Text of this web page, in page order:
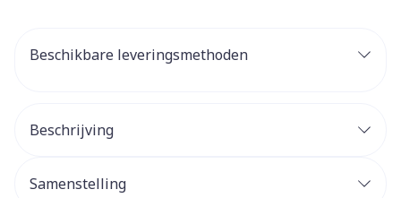
Beschikbare leveringsmethoden
Beschrijving
Samenstelling